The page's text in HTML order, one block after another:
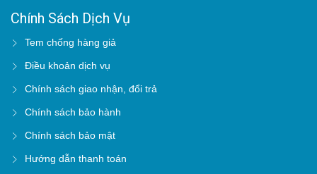
Chính Sách Dịch Vụ
Tem chống hàng giả
Điều khoản dịch vụ
Chính sách giao nhận, đổi trả
Chính sách bảo hành
Chính sách bảo mật
Hướng dẫn thanh toán